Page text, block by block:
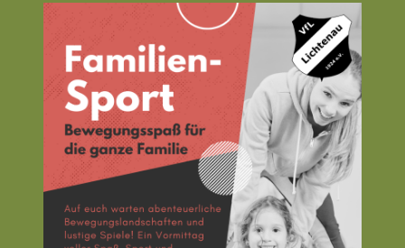
Bewegungsspaß
für
die
ganze
Familie